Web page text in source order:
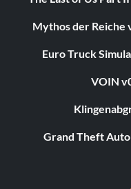
Mythos der Reiche
Euro Truck
VOIN
Grand Theft